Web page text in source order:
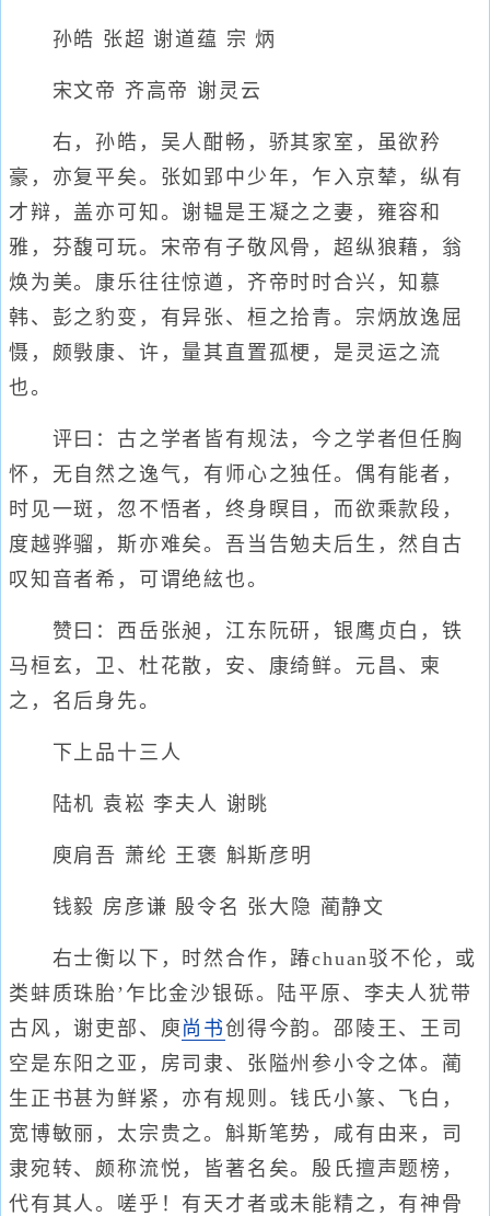
孙皓 张超 谢道蕴 宗 炳
宋文帝 齐高帝 谢灵云
右，孙皓，吴人酣畅，骄其家室，虽欲矜
豪，亦复平矣。张如郢中少年，乍入京辇，纵有
才辩，盖亦可知。谢韫是王凝之之妻，雍容和
雅，芬馥可玩。宋帝有子敬风骨，超纵狼藉，翁
焕为美。康乐往往惊遒，齐帝时时合兴，知慕
韩、彭之豹变，有异张、桓之拾青。宗炳放逸屈
慑，颇斅康、许，量其直置孤梗，是灵运之流
也。
评曰：古之学者皆有规法，今之学者但任胸
怀，无自然之逸气，有师心之独任。偶有能者，
时见一斑，忽不悟者，终身瞑目，而欲乘款段，
度越骅骝，斯亦难矣。吾当告勉夫后生，然自古
叹知音者希，可谓绝絃也。
赞曰：西岳张昶，江东阮研，银鹰贞白，铁
马桓玄，卫、杜花散，安、康绮鲜。元昌、柬
之，名后身先。
下上品十三人
陆机 袁崧 李夫人 谢眺
庾肩吾 萧纶 王褒 斛斯彦明
钱毅 房彦谦 殷令名 张大隐 蔺静文
右士衡以下，时然合作，踳chuan驳不伦，或
类蚌质珠胎’乍比金沙银砾。陆平原、李夫人犹带
古风，谢吏部、庾 尚书创得今韵。邵陵王、王司
空是东阳之亚，房司隶、张隘州参小令之体。蔺
生正书甚为鲜紧，亦有规则。钱氏小篆、飞白，
宽博敏丽，太宗贵之。斛斯笔势，咸有由来，司
隶宛转、颇称流悦，皆著名矣。殷氏擅声题榜，
代有其人。嗟乎！有天才者或未能精之，有神骨